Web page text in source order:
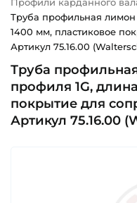
Профили карданного
Труба профильная лимон
1400 мм, пластиковое
Артикул 75.16.00
Труба
профиля 1G,
покрытие для
Артикул 75.16.00